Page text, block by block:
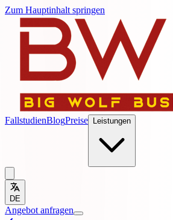
Zum Hauptinhalt springen
FallstudienBlogPreise Leistungen
DE
Angebot anfragen